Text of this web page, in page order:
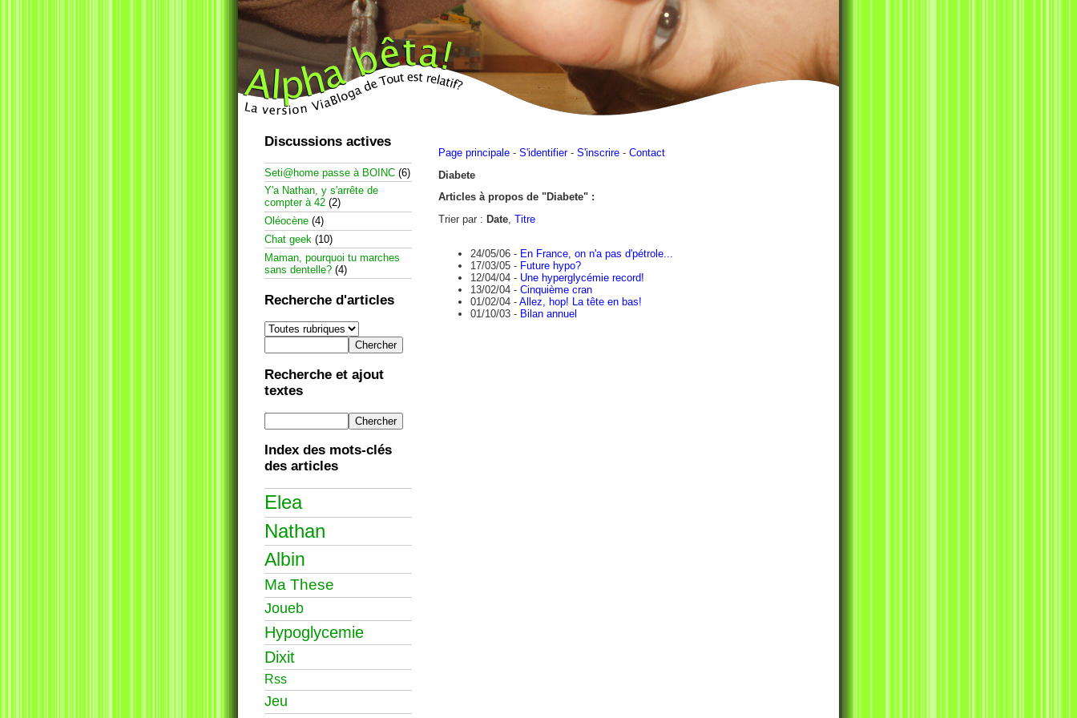
Page principale - S'identifier - S'inscrire - Contact
Diabete
Articles à propos de "Diabete" :
Trier par : Date, Titre
24/05/06 - En France, on n'a pas d'pétrole...
17/03/05 - Future hypo?
12/04/04 - Une hyperglycémie record!
13/02/04 - Cinquième cran
01/02/04 - Allez, hop! La tête en bas!
01/10/03 - Bilan annuel
Discussions actives
Seti@home passe à BOINC (6)
Y'a Nathan, y s'arrête de
compter à 42 (2)
Oléocène (4)
Chat geek (10)
Maman, pourquoi tu marches
sans dentelle? (4)
Recherche d'articles
Recherche et ajout
textes
Index des mots-clés
des articles
Elea
Nathan
Albin
Ma These
Joueb
Hypoglycemie
Dixit
Rss
Jeu